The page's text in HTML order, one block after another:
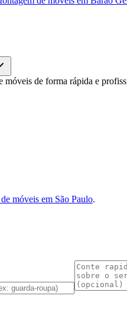
de forma rápida e
móveis em São Paulo.